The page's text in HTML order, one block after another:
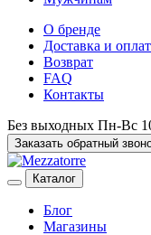
О бренде
Доставка и
Возврат
FAQ
Контакты
Без выходных Пн-Вс
Заказать обратный
Каталог
Блог
Магазины